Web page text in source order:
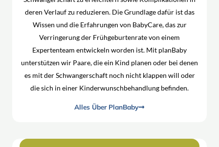
deren Verlauf zu reduzieren. Die Grundlage dafür ist das
Wissen und die Erfahrungen von BabyCare, das zur
Verringerung der Frühgeburtenrate von einem
Expertenteam entwickeln worden ist. Mit planBaby
unterstützen wir Paare, die ein Kind planen oder bei denen
es mit der Schwangerschaft noch nicht klappen will oder
die sich in einer Kinderwunschbehandlung befinden.
Alles Über PlanBaby